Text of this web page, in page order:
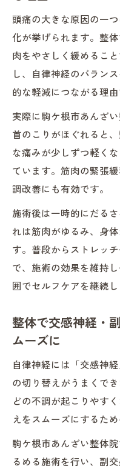
頭痛の大きな原因の一
化が挙げられます。整
肉をやさしく緩めるこ
し、自律神経のバラン
的な軽減につながる理由
実際に駒ケ根市あんざ
首のこりがほぐれると
な痛みが少しずつ軽く
ています。筋肉の緊張
調改善にも有効です。
施術後は一時的にだる
れは筋肉がゆるみ、身
す。普段からストレッ
で、施術の効果を維持
囲でセルフケアを継続し
整体で交感神経・
ムーズに
自律神経には「交感神
の切り替えがうまくで
どの不調が起こりやす
えをスムーズにするた
駒ケ根市あんざい整体
るめる施術を行い、副